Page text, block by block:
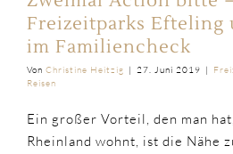
Freizeitparks Efteling
im Familiencheck
Von Christine Heitzig | 27. Juni 2019 |
Reisen
Ein großer Vorteil, den man
Rheinland wohnt, ist die Nähe